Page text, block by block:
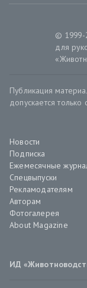
© 1999-
для
Публикация
допускается
Новости
Подписка
Ежемесячные
Спецвыпуски
Рекламодателям
Авторам
Фотогалерея
About Magazine
ИД